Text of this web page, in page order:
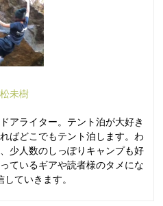
未樹
アライター。テント泊が大好き
ばどこでもテント泊します。わ
少人数のしっぽりキャンプも好
ているギアや読者様のタメにな
していきます。